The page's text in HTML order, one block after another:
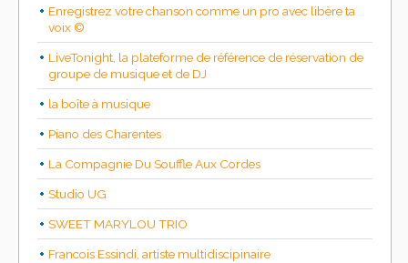
Enregistrez votre chanson comme un pro avec libère ta
voix ©
LiveTonight, la plateforme de référence de réservation de
groupe de musique et de DJ
la boîte à musique
Piano des Charentes
La Compagnie Du Souffle Aux Cordes
Studio UG
SWEET MARYLOU TRIO
Francois Essindi, artiste multidiscipinaire